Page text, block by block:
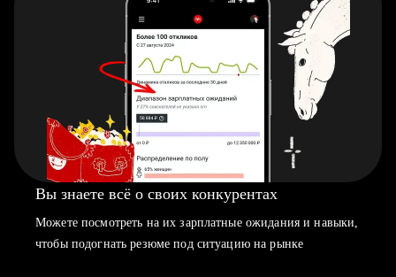
Вы знаете всё о своих конкурентах
Можете посмотреть на их зарплатные ожидания и навыки,
чтобы подогнать резюме под ситуацию на рынке